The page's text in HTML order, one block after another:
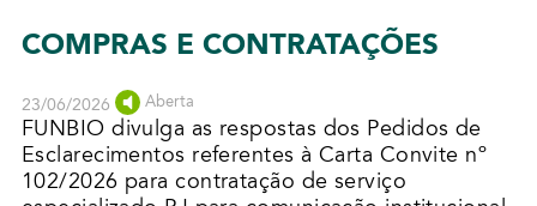
COMPRAS E CONTRATAÇÕES
23/06/2026 Aberta
FUNBIO divulga as respostas dos Pedidos de
Esclarecimentos referentes à Carta Convite nº
102/2026 para contratação de serviço